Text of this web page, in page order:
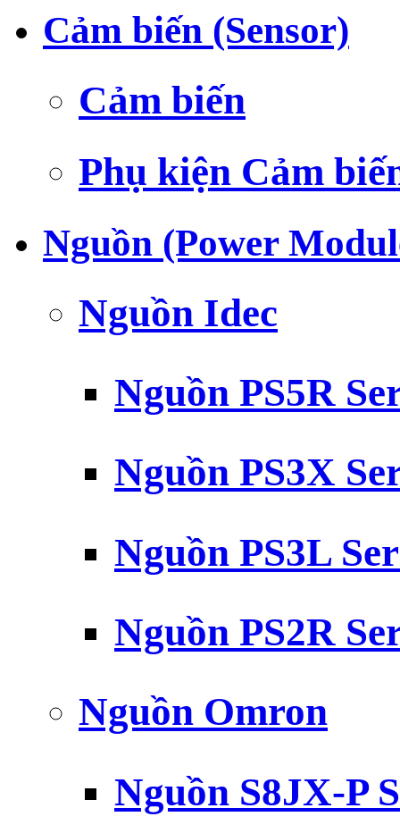
Cảm biến (Sensor)
Cảm biến
Phụ kiện Cảm
Nguồn (Power
Nguồn Idec
Nguồn PS5R
Nguồn PS3X
Nguồn PS3L
Nguồn PS2R
Nguồn Omron
Nguồn S8JX-P